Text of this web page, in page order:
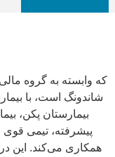
بیمارستان پکن،
پیشرفته، تیمی
همکاری می‌کند. این